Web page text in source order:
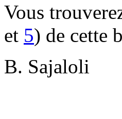
Vous
et 5) de cette
B. Sajaloli